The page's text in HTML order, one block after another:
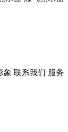
象 联系我们 服务